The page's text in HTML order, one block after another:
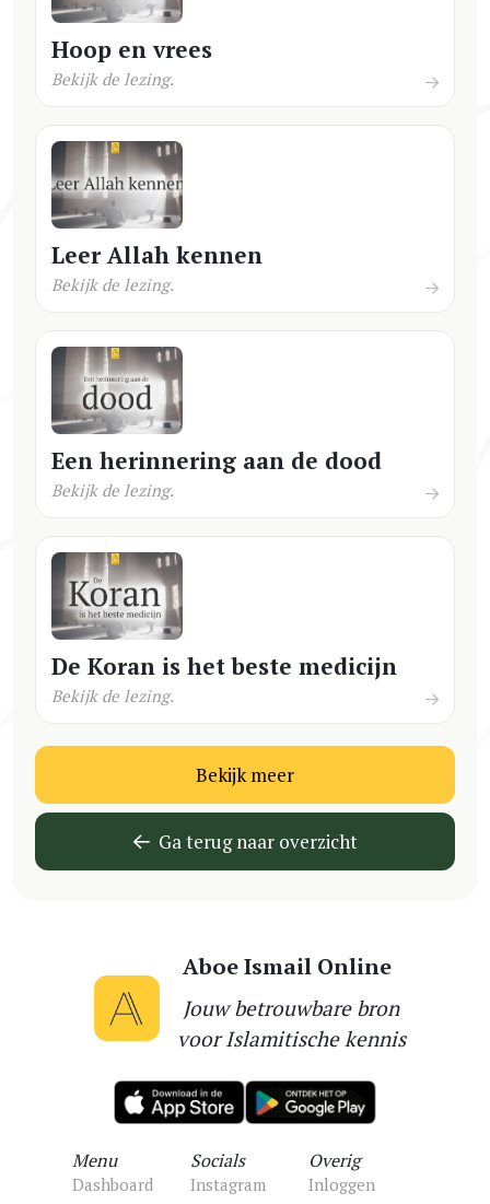
Hoop en vrees
Bekijk de lezing.
Leer Allah kennen
Bekijk de lezing.
Een herinnering aan de dood
Bekijk de lezing.
De Koran is het beste medicijn
Bekijk de lezing.
Bekijk meer
Ga terug naar overzicht
Aboe Ismail Online
Jouw betrouwbare bron
voor Islamitische kennis
Menu
Dashboard
Socials
Instagram
Overig
Inloggen